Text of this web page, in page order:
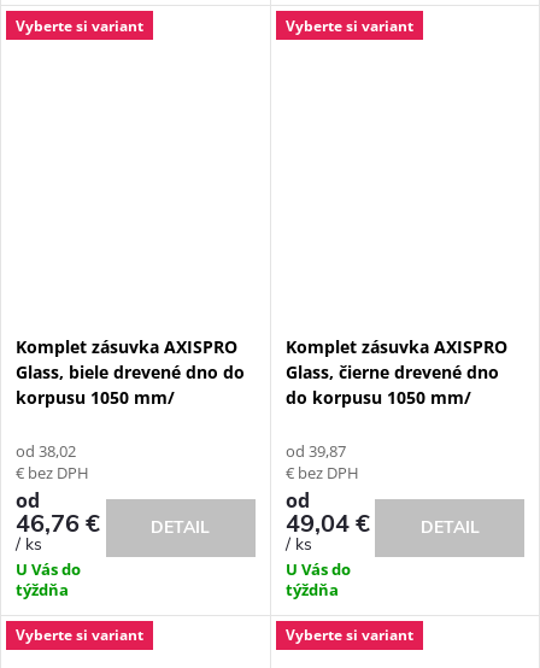
Vyberte si variant
Komplet zásuvka AXISPRO
Glass, biele drevené dno do
korpusu 1050 mm/
od 38,02
€ bez DPH
od
46,76 €
/ ks
U Vás do
týždňa
DETAIL
Vyberte si variant
Komplet zásuvka AXISPRO
Glass, čierne drevené dno
do korpusu 1050 mm/
od 39,87
€ bez DPH
od
49,04 €
/ ks
U Vás do
týždňa
DETAIL
Vyberte si variant Vyberte si variant